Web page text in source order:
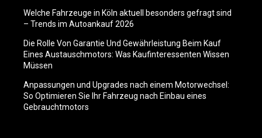
Welche Fahrzeuge in Köln aktuell besonders gefragt sind
– Trends im Autoankauf 2026
Die Rolle Von Garantie Und Gewährleistung Beim Kauf
Eines Austauschmotors: Was Kaufinteressenten Wissen
Müssen
Anpassungen und Upgrades nach einem Motorwechsel:
So Optimieren Sie Ihr Fahrzeug nach Einbau eines
Gebrauchtmotors